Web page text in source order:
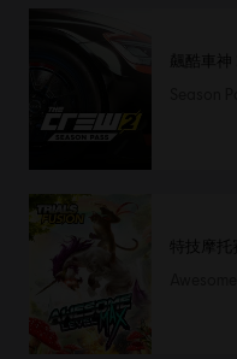
飆酷車神
特技摩托